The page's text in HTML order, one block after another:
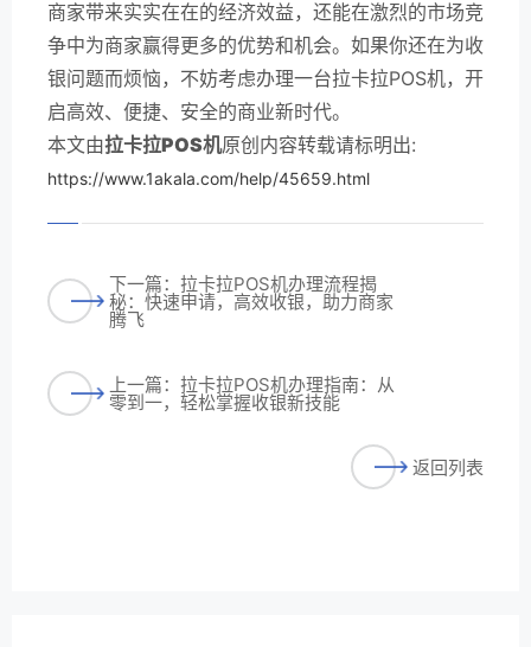
商家带来实实在在的经济效益，还能在激烈的市场竞
争中为商家赢得更多的优势和机会。如果你还在为收
银问题而烦恼，不妨考虑办理一台拉卡拉POS机，开
启高效、便捷、安全的商业新时代。
本文由拉卡拉POS机原创内容转载请标明出:
https://www.1akala.com/help/45659.html
下一篇：拉卡拉POS机办理流程揭
秘：快速申请，高效收银，助力商家
腾飞
上一篇：拉卡拉POS机办理指南：从
零到一，轻松掌握收银新技能
返回列表